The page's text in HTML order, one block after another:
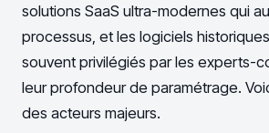
solutions SaaS ultra-modernes qui
processus, et les logiciels
souvent privilégiés par les experts-
leur profondeur de paramétrage.
des acteurs majeurs.